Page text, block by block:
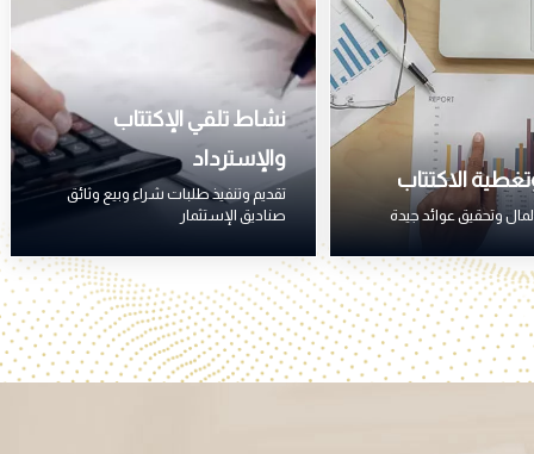
الاكتتاب
وتحقيق عوائد جيدة
نشاط تلقي الإكتتاب
والإسترداد
تقديم وتنفيذ طلبات شراء وبيع وثائق
صناديق الإستثمار